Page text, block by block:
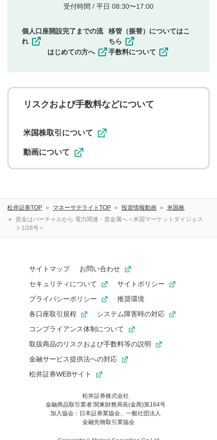
他者の権利（商標、著作権、その他の知的財産
その他当社が不適切と判断した投稿
一度投稿した評価およびコメントの変更・削除はできま
に関する著作者人格権を行使しないことに同意します。利
用者が投稿したコメントは、当社サービスの広告・宣伝、
ることがあります。
受付時間 / 平日 08:30〜17:00
個人口座開設完了までの流
れ
はじめての方へ
移管（振替）についてはこ
ちら
手数料について
リスクおよび手数料などについて
米国株取引について
動画について
松井証券TOP マネーサテライトTOP 投資情報動画
米国株
資金はバーチャルから 電力関連・貴金属へ＜米国マーケットダイジェス
ト1/28号＞
サイトマップ
お問い合わせ
セキュリティについて
サイトポリシー
プライバシーポリシー
推奨環境
各口座取引規程
システム障害時の対応
コンプライアンス体制について
取扱商品のリスクおよび手数料等の説明
金融サービス提供法への対応
松井証券WEBサイト
松井証券株式会社
金融商品取引業者 関東財務局長(金商)第164号
加入協会：日本証券業協会、一般社団法人
金融先物取引業協会
お気に入り機能は松井証券の会員限定の機能です。
お気に入り登録いただくと、後からいつでもお気に入りのコンテ
ンツを一覧でご確認いただけます。
ご利用いただくには口座開設が必要です。